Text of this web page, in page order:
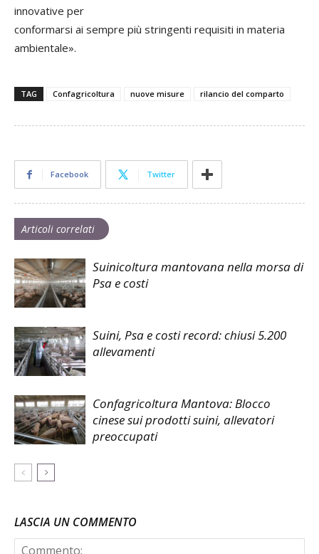
innovative per
conformarsi ai sempre più stringenti requisiti in materia
ambientale».
TAG Confagricoltura nuove misure rilancio del comparto
Facebook Twitter
Articoli correlati
Suinicoltura mantovana nella morsa di
Psa e costi
Suini, Psa e costi record: chiusi 5.200
allevamenti
Confagricoltura Mantova: Blocco
cinese sui prodotti suini, allevatori
preoccupati
LASCIA UN COMMENTO